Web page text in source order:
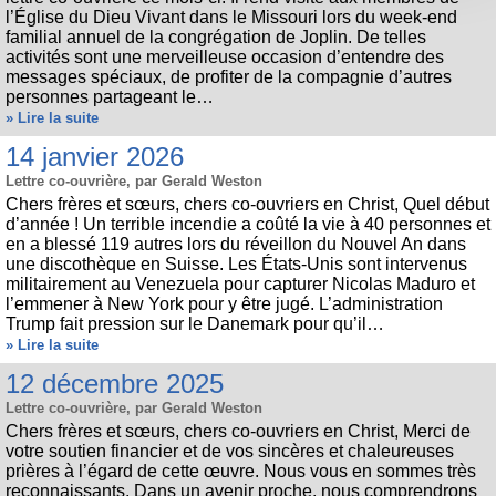
l’Église du Dieu Vivant dans le Missouri lors du week-end
familial annuel de la congrégation de Joplin. De telles
activités sont une merveilleuse occasion d’entendre des
messages spéciaux, de profiter de la compagnie d’autres
personnes partageant le…
» Lire la suite
14 janvier 2026
Lettre co-ouvrière, par Gerald Weston
Chers frères et sœurs, chers co-ouvriers en Christ, Quel début
d’année ! Un terrible incendie a coûté la vie à 40 personnes et
en a blessé 119 autres lors du réveillon du Nouvel An dans
une discothèque en Suisse. Les États-Unis sont intervenus
militairement au Venezuela pour capturer Nicolas Maduro et
l’emmener à New York pour y être jugé. L’administration
Trump fait pression sur le Danemark pour qu’il…
» Lire la suite
12 décembre 2025
Lettre co-ouvrière, par Gerald Weston
Chers frères et sœurs, chers co-ouvriers en Christ, Merci de
votre soutien financier et de vos sincères et chaleureuses
prières à l’égard de cette œuvre. Nous vous en sommes très
reconnaissants. Dans un avenir proche, nous comprendrons